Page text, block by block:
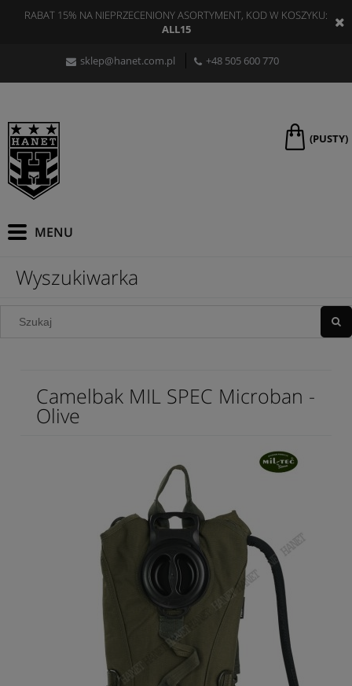
RABAT 15% NA NIEPRZECENIONY ASORTYMENT, KOD W KOSZYKU:
ALL15
sklep@hanet.com.pl +48 505 600 770
(PUSTY)
Wyszukiwarka
Camelbak MIL SPEC Microban -
Olive